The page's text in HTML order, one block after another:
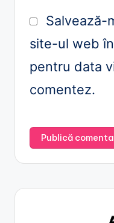
Salvează-
site-ul web
pentru data
comentez.